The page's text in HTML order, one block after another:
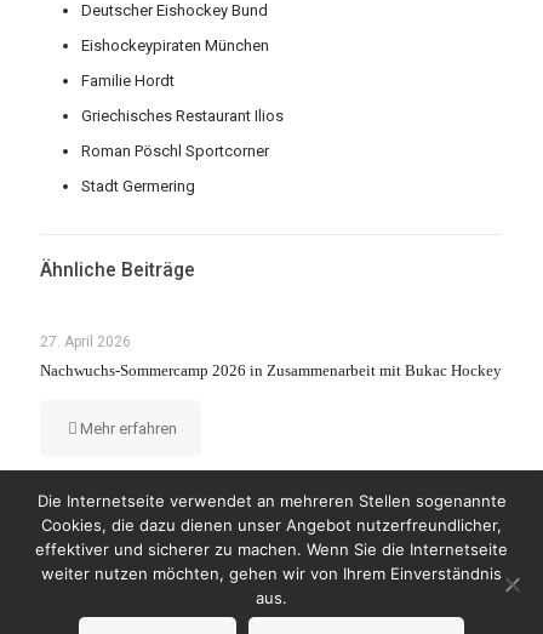
Deutscher Eishockey Bund
Eishockeypiraten München
Familie Hordt
Griechisches Restaurant Ilios
Roman Pöschl Sportcorner
Stadt Germering
Ähnliche Beiträge
27. April 2026
Nachwuchs-Sommercamp 2026 in Zusammenarbeit mit Bukac Hockey
Mehr erfahren
© Copyright 2023 by Wanderers Germering
Impressum
Datenschutzerklärung
Die Internetseite verwendet an mehreren Stellen sogenannte
Cookies, die dazu dienen unser Angebot nutzerfreundlicher,
effektiver und sicherer zu machen. Wenn Sie die Internetseite
weiter nutzen möchten, gehen wir von Ihrem Einverständnis
aus.